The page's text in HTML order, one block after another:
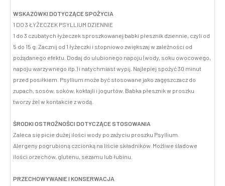
WSKAZÓWKI DOTYCZĄCE SPOŻYCIA
1 DO 3 ŁYŻECZEK PSYLLIUM DZIENNIE
1 do 3 czubatych łyżeczek sproszkowanej babki płesznik dziennie, czyli od
5 do 15 g. Zacznij od 1 łyżeczki i stopniowo zwiększaj w zależności od
pożądanego efektu. Dodaj do ulubionego napoju (wody, soku owocowego,
napoju warzywnego itp.) i natychmiast wypij. Najlepiej spożyć 30 minut
przed posiłkiem. Psyllium może być stosowane jako zagęszczacz do
zupach, sosów, soków, koktajli i jogurtów. Babka płesznik w proszku
tworzy żel w kontakcie z wodą.
ŚRODKI OSTROŻNOŚCI DOTYCZĄCE STOSOWANIA
Zaleca się picie dużej ilości wody po zażyciu proszku Psyllium.
Alergeny pogrubioną czcionką na liście składników. Możliwe śladowe
ilości orzechów, glutenu, sezamu lub łubinu.
PRZECHOWYWANIE I KONSERWACJA